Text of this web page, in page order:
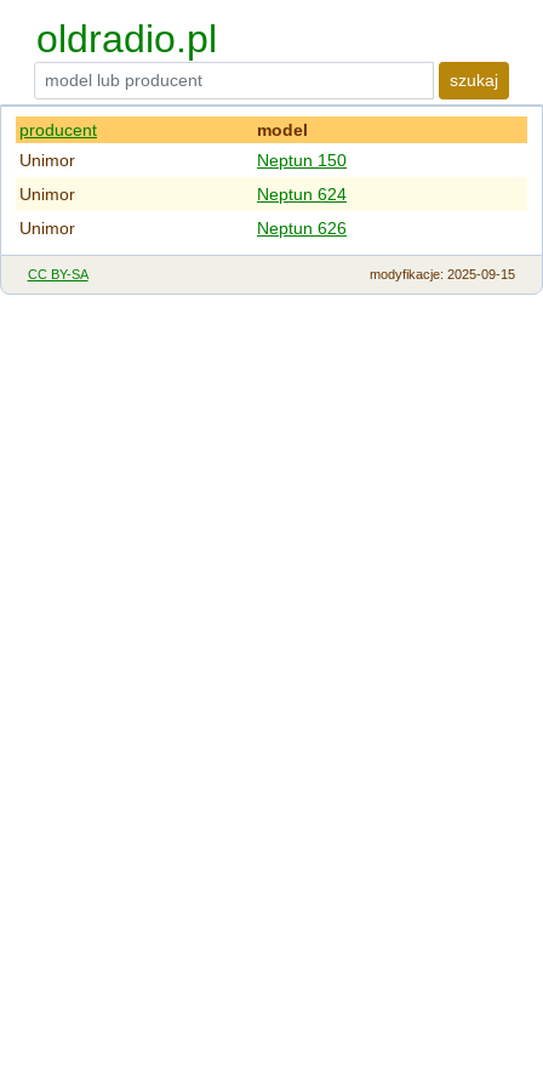
oldradio.pl
szukaj
producent
model
Unimor
Neptun 150
Unimor
Neptun 624
Unimor
Neptun 626
CC BY-SA modyfikacje: 2025-09-15